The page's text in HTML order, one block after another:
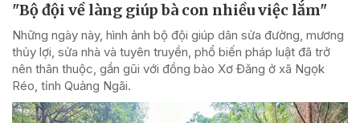
"Bộ đội về làng giúp bà con nhiều việc lắm"
Những ngày này, hình ảnh bộ đội giúp dân sửa đường, mương
thủy lợi, sửa nhà và tuyên truyền, phổ biến pháp luật đã trở
nên thân thuộc, gần gũi với đồng bào Xơ Đăng ở xã Ngọk
Réo, tỉnh Quảng Ngãi.